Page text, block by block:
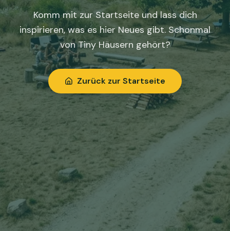
Komm mit zur Startseite und lass dich
inspirieren, was es hier Neues gibt. Schonmal
von Tiny Häusern gehört?
Zurück zur Startseite